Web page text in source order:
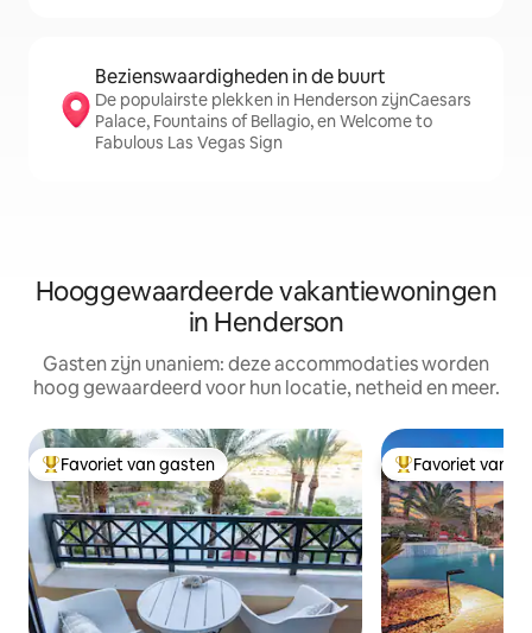
Bezienswaardigheden in de buurt
De populairste plekken in Henderson zijnCaesars
Palace, Fountains of Bellagio, en Welcome to
Fabulous Las Vegas Sign
Hooggewaardeerde vakantiewoningen
in Henderson
Gasten zijn unaniem: deze accommodaties worden
hoog gewaardeerd voor hun locatie, netheid en meer.
Topfavoriet van gasten
Favoriet van gasten Topfavoriet van
Favoriet van